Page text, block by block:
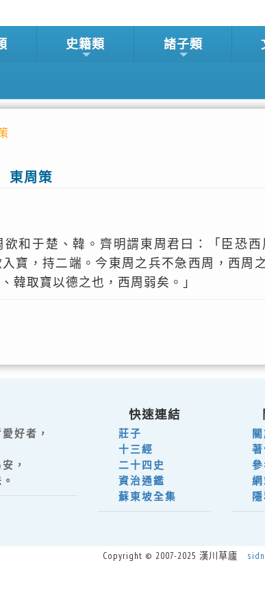
史籍類 諸子類
東周策
欲和于楚、韓。齊明謂東周君曰：「臣恐
寶，持二端。今東周之兵不急西周，西周
韓取寶以德之也，西周弱矣。」
好者，
，
快速連結
莊子
十三經
二十四史
資治通鑑
蘇東坡全集
Copyright © 2007-2025 漢川草廬